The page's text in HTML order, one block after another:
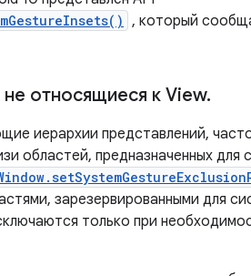
, который
не относящиеся к View.
иерархии представлений,
областей, предназначенных
зарезервированными для
только при